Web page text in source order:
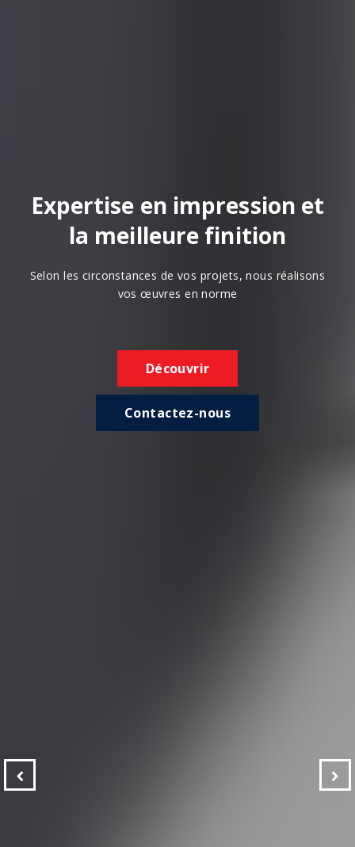
Expertise en impression et
la meilleure finition
Selon les circonstances de vos projets, nous réalisons
vos œuvres en norme
Découvrir
Contactez-nous